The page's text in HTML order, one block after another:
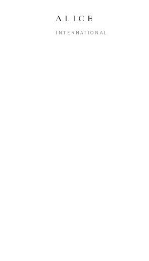
ALICE
INTERNATIONAL